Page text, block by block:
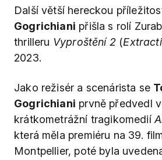
Další větší hereckou
Gogrichiani přišla s rolí
thrilleru Vyproštění 2(
2023.
Jako režisér a scenárista se
Gogrichiani prvně předvedl
krátkometrážní tragikomedií
která měla premiéru na 39.
Montpellier, poté byla